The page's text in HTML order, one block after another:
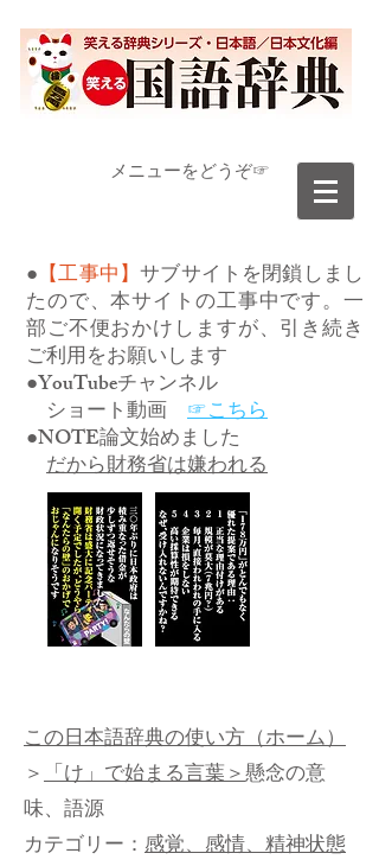
​メニューをどうぞ☞
● 【工事中】サブサイトを閉鎖しまし
たので、本サイトの工事中です。一
部ご不便おかけしますが、引き続き
ご利用をお願いします
●YouTubeチャンネル
ショート動画 ☞こちら
●NOTE論文始めました
だから財務省は嫌われる
この日本語辞典の使い方（ホーム）
＞「け」で始まる言葉＞懸念の意
味、語源
カテゴリー： 感覚、感情、精神状態